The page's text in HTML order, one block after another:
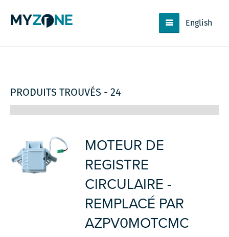
English
PRODUITS TROUVÉS - 24
MOTEUR DE
REGISTRE
CIRCULAIRE -
REMPLACÉ PAR
AZPV0MOTCMC